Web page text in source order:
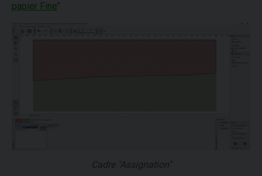
papier Fine".
Cadre "Assignation"